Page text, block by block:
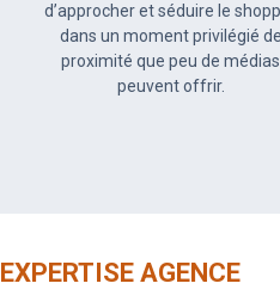
d’approcher et séduire le
dans un moment privilégié de
proximité que peu de médias
peuvent offrir.
EXPERTISE AGENCE